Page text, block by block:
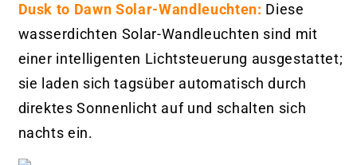
Dusk to Dawn Solar-Wandleuchten: Diese
wasserdichten Solar-Wandleuchten sind mit
einer intelligenten Lichtsteuerung ausgestattet;
sie laden sich tagsüber automatisch durch
direktes Sonnenlicht auf und schalten sich
nachts ein.